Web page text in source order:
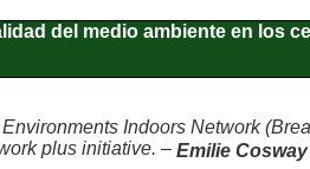
del medio ambiente en los
Indoors Network
plus initiative. – Emilie Cosway